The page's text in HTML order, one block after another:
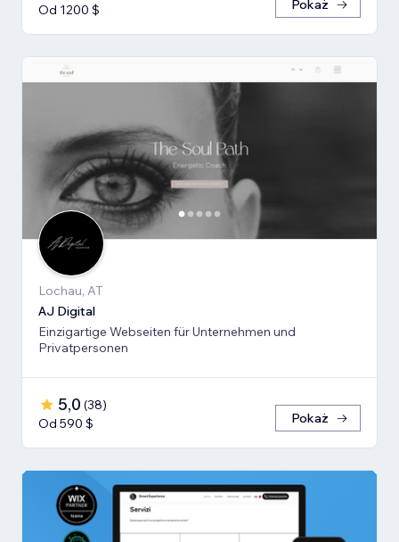
Od 1200 $
Pokaż
Lochau, AT
AJ Digital
Einzigartige Webseiten für Unternehmen und
Privatpersonen
5,0 (38)
Od 590 $
Pokaż